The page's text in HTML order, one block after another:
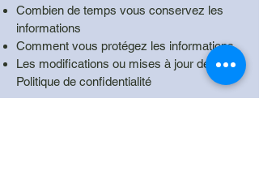
Combien de temps vous conservez les
informations
Comment vous protégez les informations
Les modifications ou mises à jour de la
Politique de confidentialité